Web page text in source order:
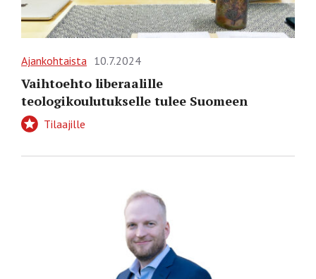
Ajankohtaista 10.7.2024
Vaihtoehto liberaalille
teologikoulutukselle tulee Suomeen
Tilaajille